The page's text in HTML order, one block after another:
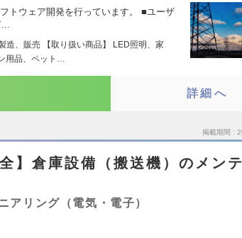
トウェア開発を行っています。 ■ユーザ
…
造、販売 【取り扱い商品】 LED照明、家
用品、ペット…
詳細へ
掲載期間
】倉庫設備（搬送機）のメン
アリング（電気・電子）